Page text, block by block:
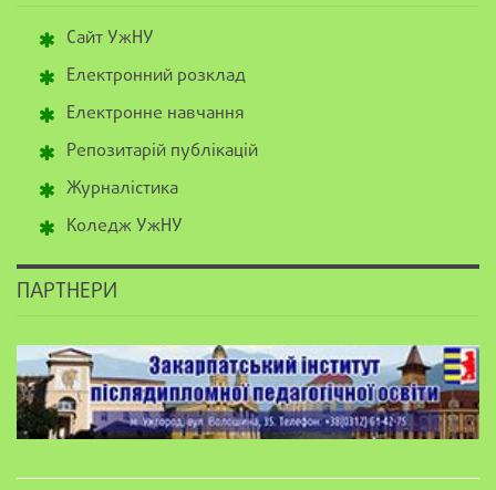
Сайт УжНУ
Електронний розклад
Електронне навчання
Репозитарій публікацій
Журналістика
Коледж УжНУ
ПАРТНЕРИ